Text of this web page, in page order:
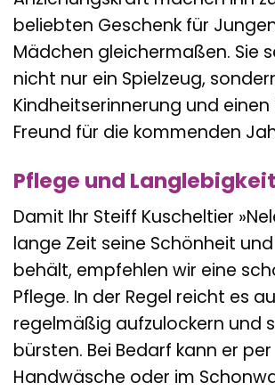
beliebten Geschenk für
Mädchen gleichermaßen. Sie
nicht nur ein Spielzeug,
Kindheitserinnerung und
Freund für die kommenden
Pflege und Langlebigkeit
Damit Ihr Steiff Kuscheltier
lange Zeit seine Schönheit
behält, empfehlen wir eine
Pflege. In der Regel reicht es
regelmäßig aufzulockern und
bürsten. Bei Bedarf kann er per
Handwäsche oder im